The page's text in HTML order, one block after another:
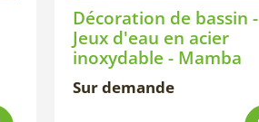
Décoration de bassin -
Jeux d'eau en acier
inoxydable - Mamba
Sur demande